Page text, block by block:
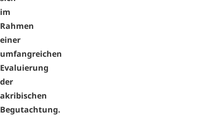
im
Rahmen
einer
umfangreichen
Evaluierung
der
akribischen
Begutachtung.